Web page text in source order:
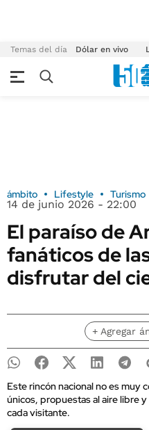
Temas del día Dólar en vivo
ámbito Lifestyle Turismo
14 de junio 2026 - 22:00
El paraíso de
fanáticos de
disfrutar del
+ Agregar
Este rincón nacional no es muy
únicos, propuestas al aire libre
cada visitante.